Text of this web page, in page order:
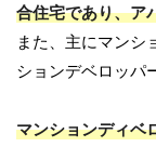
合住宅であり、ア
また、主にマンシ
ションデベロッパ
マンションディベ